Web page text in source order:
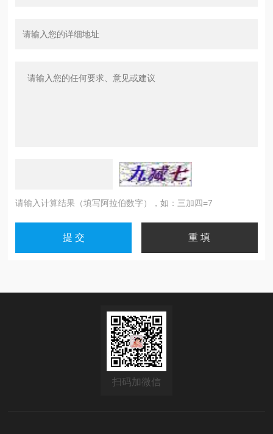
请输入计算结果（填写阿拉伯数字），如：三加四=7
扫码加微信